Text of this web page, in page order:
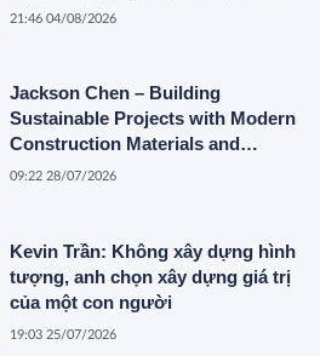
của một doanh nhân Việt tại Úc
21:46 04/08/2026
Jackson Chen – Building
Sustainable Projects with Modern
Construction Materials and
Innovative Container Solutions
09:22 28/07/2026
Kevin Trần: Không xây dựng hình
tượng, anh chọn xây dựng giá trị
của một con người
19:03 25/07/2026